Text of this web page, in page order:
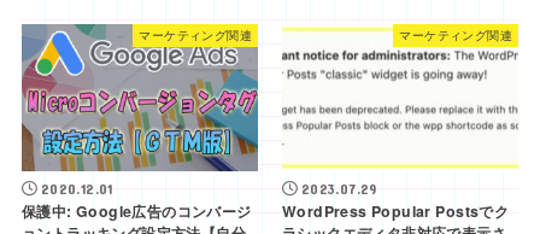
マーケティング関連
2020.12.01
保護中: Google広告のコンバージ
マーケティング関連
2023.07.29
WordPress Popular Postsでク